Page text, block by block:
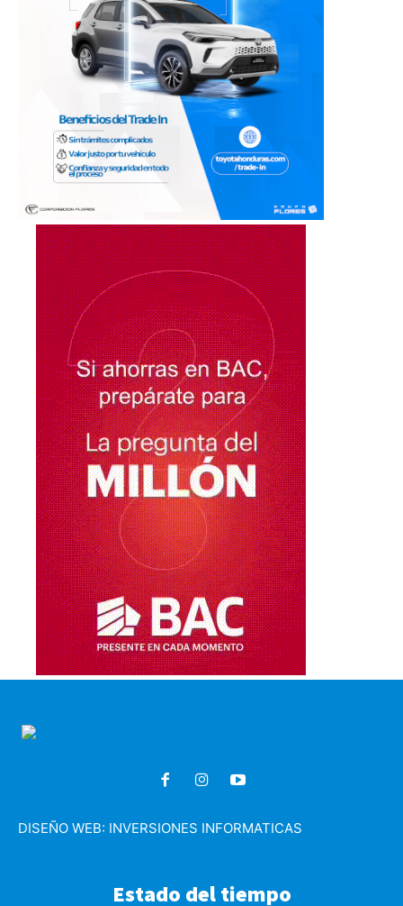
DISEÑO WEB: INVERSIONES INFORMATICAS
Estado del tiempo